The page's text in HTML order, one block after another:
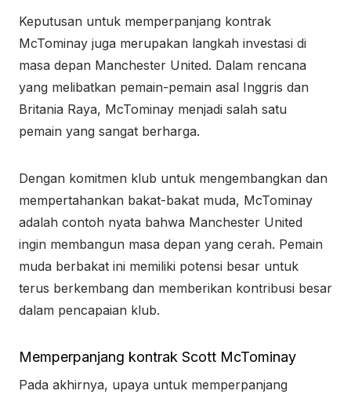
Keputusan untuk memperpanjang kontrak
McTominay juga merupakan langkah investasi di
masa depan Manchester United. Dalam rencana
yang melibatkan pemain-pemain asal Inggris dan
Britania Raya, McTominay menjadi salah satu
pemain yang sangat berharga.
Dengan komitmen klub untuk mengembangkan dan
mempertahankan bakat-bakat muda, McTominay
adalah contoh nyata bahwa Manchester United
ingin membangun masa depan yang cerah. Pemain
muda berbakat ini memiliki potensi besar untuk
terus berkembang dan memberikan kontribusi besar
dalam pencapaian klub.
Memperpanjang kontrak Scott McTominay
Pada akhirnya, upaya untuk memperpanjang